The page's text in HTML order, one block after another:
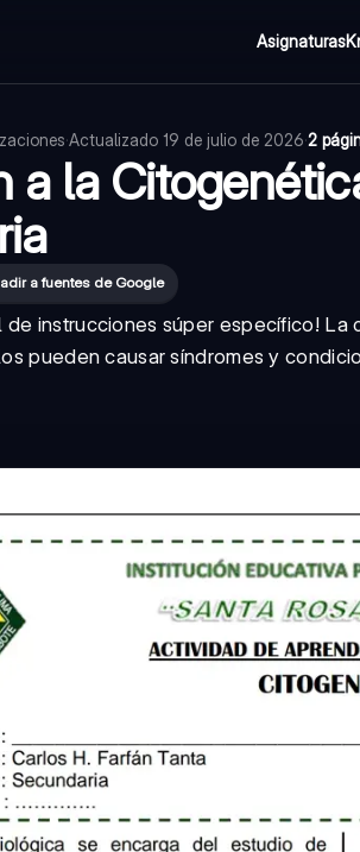
Asignaturas
·Actualizado 19 de julio de 2026·2
a la
a fuentes de Google
de instrucciones súper específico!
pueden causar síndromes y